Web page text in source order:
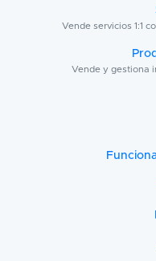
Vende servicios 1:1
Vende y gestiona